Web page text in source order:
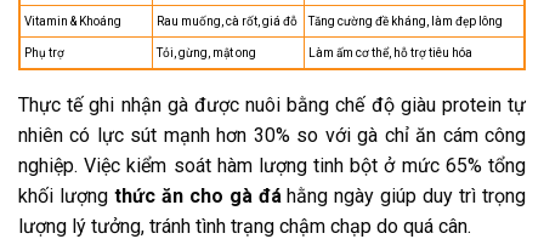
Vitamin & Khoáng Rau muống, cà rốt, giá đỗ Tăng cường đề kháng, làm đẹp lông
Phụ trợ Tỏi, gừng, mật ong Làm ấm cơ thể, hỗ trợ tiêu hóa
Thực tế ghi nhận gà được nuôi bằng chế độ giàu protein tự
nhiên có lực sút mạnh hơn 30% so với gà chỉ ăn cám công
nghiệp. Việc kiểm soát hàm lượng tinh bột ở mức 65% tổng
khối lượng thức ăn cho gà đá hằng ngày giúp duy trì trọng
lượng lý tưởng, tránh tình trạng chậm chạp do quá cân.